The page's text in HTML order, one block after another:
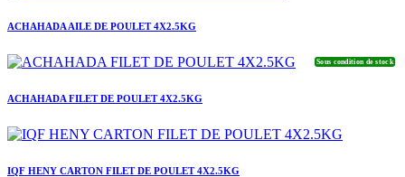
ACHAHADA AILE DE POULET 4X2.5KG
Sous condition de stock
ACHAHADA FILET DE POULET 4X2.5KG
IQF HENY CARTON FILET DE POULET 4X2.5KG